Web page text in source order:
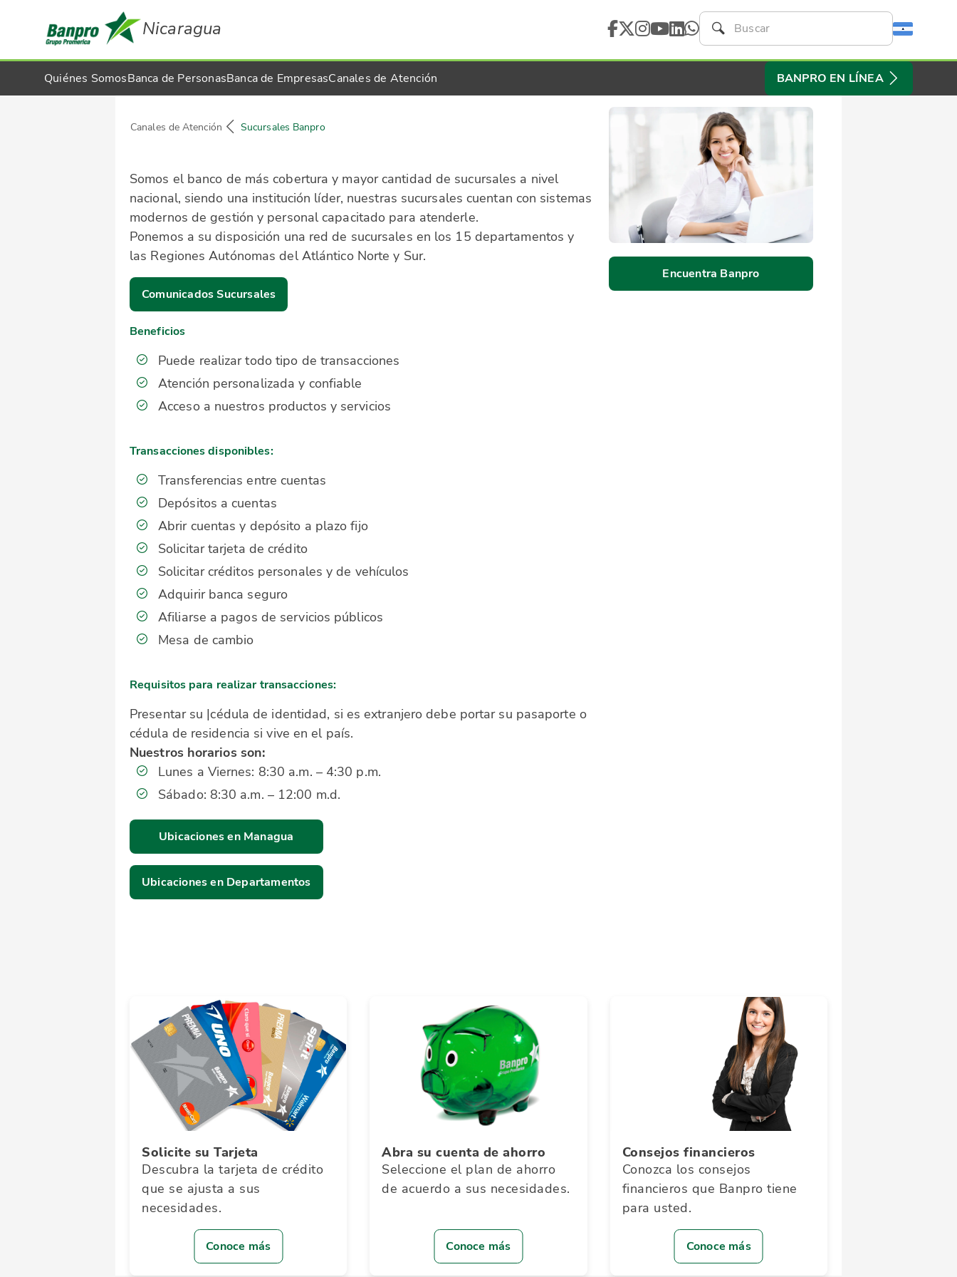
Nicaragua
Quiénes SomosBanca de PersonasBanca de EmpresasCanales de Atención BANPRO EN LÍNEA
Sucursales Banpro
Canales de Atención
Somos el banco de más cobertura y mayor cantidad de sucursales a nivel
nacional, siendo una institución líder, nuestras sucursales cuentan con sistemas
modernos de gestión y personal capacitado para atenderle.
Ponemos a su disposición una red de sucursales en los 15 departamentos y
las Regiones Autónomas del Atlántico Norte y Sur.
Comunicados Sucursales
Beneficios
Puede realizar todo tipo de transacciones
Atención personalizada y confiable
Acceso a nuestros productos y servicios
Transacciones disponibles:
Transferencias entre cuentas
Depósitos a cuentas
Abrir cuentas y depósito a plazo fijo
Solicitar tarjeta de crédito
Solicitar créditos personales y de vehículos
Adquirir banca seguro
Afiliarse a pagos de servicios públicos
Mesa de cambio
Requisitos para realizar transacciones:
Presentar su |cédula de identidad, si es extranjero debe portar su pasaporte o
cédula de residencia si vive en el país.
Nuestros horarios son:
Lunes a Viernes: 8:30 a.m. – 4:30 p.m.
Sábado: 8:30 a.m. – 12:00 m.d.
Ubicaciones en Managua
Ubicaciones en Departamentos
Encuentra Banpro
Solicite su Tarjeta
Descubra la tarjeta de crédito
que se ajusta a sus
necesidades.
Conoce más
Abra su cuenta de ahorro
Seleccione el plan de ahorro
de acuerdo a sus necesidades.
Conoce más
Consejos financieros
Conozca los consejos
financieros que Banpro tiene
para usted.
Conoce más